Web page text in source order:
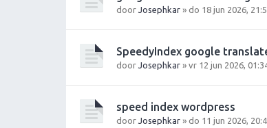
door Josephkar » do 18 jun 2026,
SpeedyIndex google
door Josephkar » vr 12 jun 2026,
speed index wordpress
door Josephkar » do 11 jun 2026,